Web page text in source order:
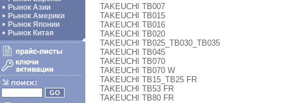
Рынок Азии
Рынок Америки
Рынок Японии
Рынок Китая
TAKEUCHI TB007
TAKEUCHI TB015
TAKEUCHI TB016
TAKEUCHI TB020
TAKEUCHI TB025_TB030_TB035
TAKEUCHI TB045
TAKEUCHI TB070
TAKEUCHI TB070 W
TAKEUCHI TB15_TB25 FR
TAKEUCHI TB53 FR
TAKEUCHI TB80 FR